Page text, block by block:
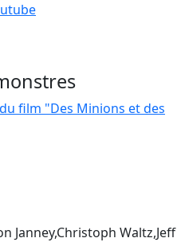
film "Des Minions et des
Janney,Christoph Waltz,Jeff